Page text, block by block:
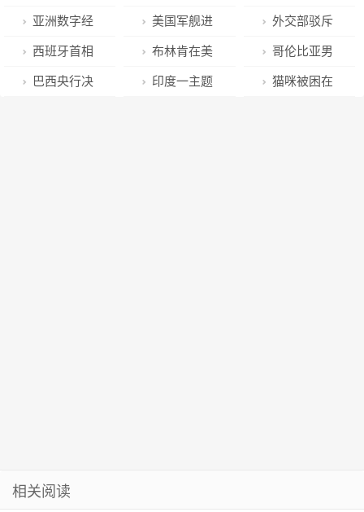
从未消退——
伊拉克战争创
伤深刻伊拉克
方应尽快取消
全部对华加征
关税
法语作为民族
语言地位的变
化+
亚洲数字经
济合作研讨会
在东京举行
美国军舰进
入中国西沙群
岛领海，外交
外交部驳斥
布林肯涉台言
论：解决台湾
西班牙首相
将于下周访
布林肯在美
国会讲话被反
哥伦比亚男
子被杀害，妻
巴西央行决 印度一主题 猫咪被困在
相关阅读